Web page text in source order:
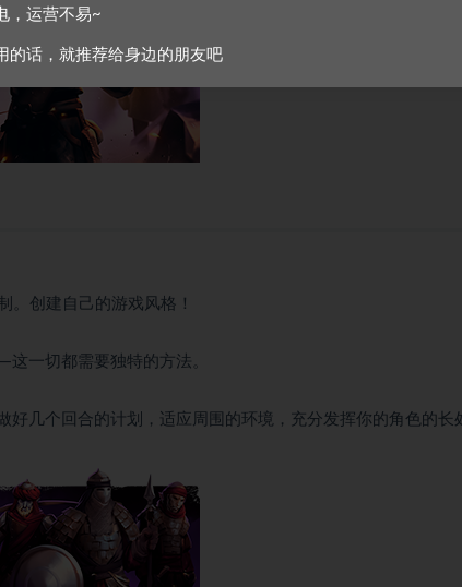
创建自己的游戏风格！
一切都需要独特的方法。
几个回合的计划，适应周围的环境，充分发挥你的角色的长
，运营不易~
的话，就推荐给身边的朋友吧